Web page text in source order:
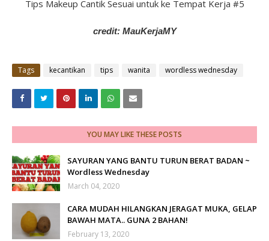
Tips Makeup Cantik Sesuai untuk ke Tempat Kerja #5
credit: MauKerjaMY
Tags kecantikan tips wanita wordless wednesday
YOU MAY LIKE THESE POSTS
SAYURAN YANG BANTU TURUN BERAT BADAN ~
Wordless Wednesday
March 04, 2020
CARA MUDAH HILANGKAN JERAGAT MUKA, GELAP
BAWAH MATA.. GUNA 2 BAHAN!
February 13, 2020